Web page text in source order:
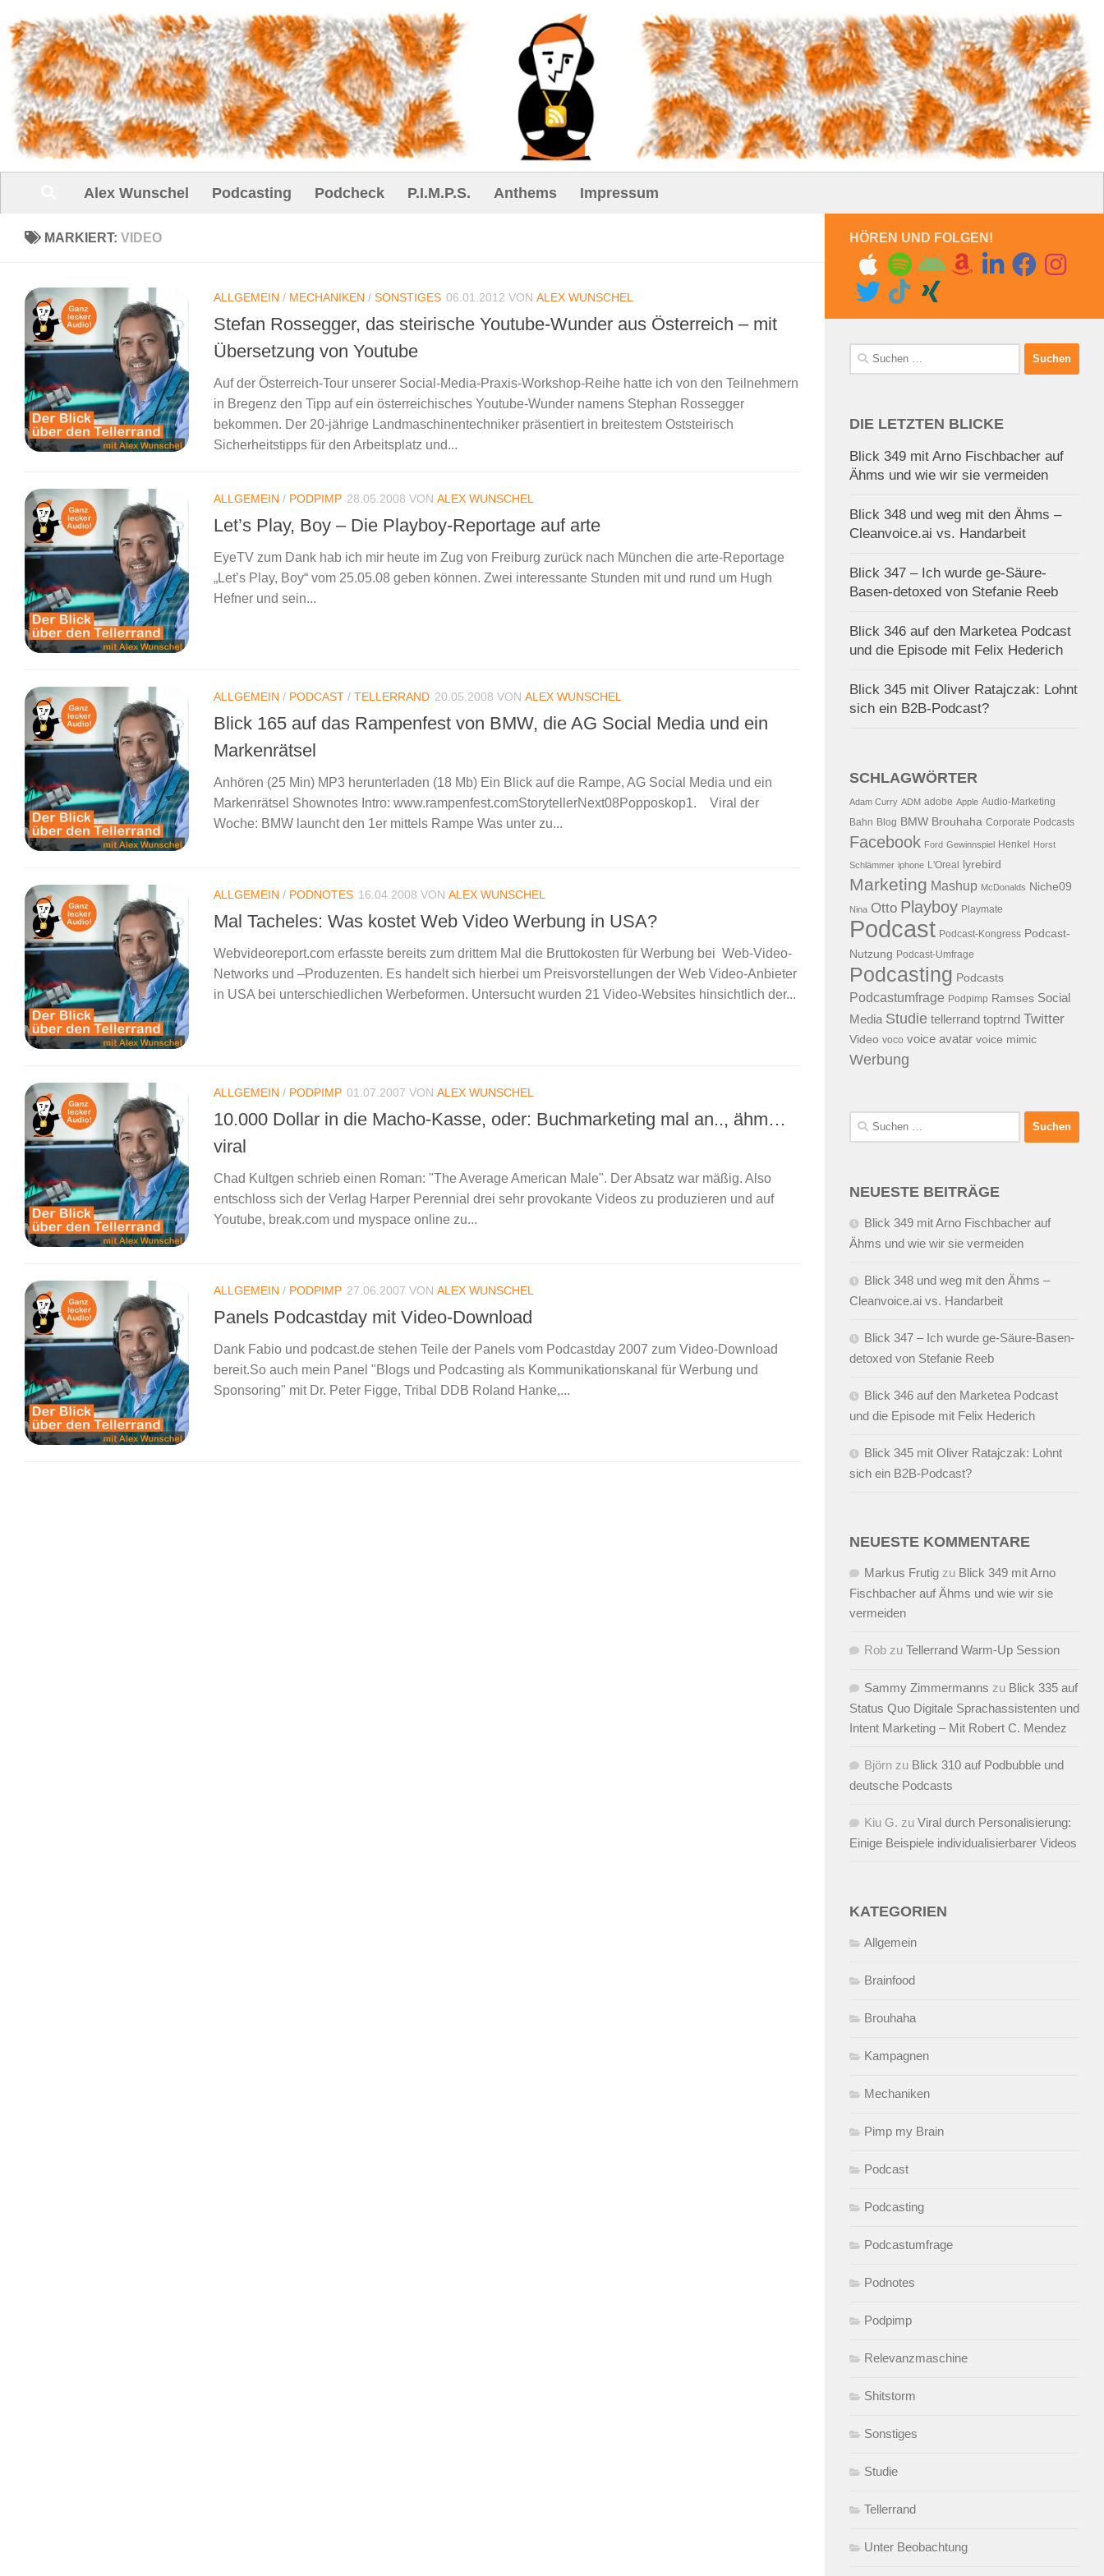
Unter dem Inhalt
Alex Wunschel Podcasting Podcheck P.I.M.P.S. Anthems Impressum
MARKIERT: VIDEO
ALLGEMEIN / MECHANIKEN / SONSTIGES 06.01.2012 VON ALEX WUNSCHEL
Stefan Rossegger, das steirische Youtube-Wunder aus Österreich – mit
Übersetzung von Youtube
Auf der Österreich-Tour unserer Social-Media-Praxis-Workshop-Reihe hatte ich von den Teilnehmern
in Bregenz den Tipp auf ein österreichisches Youtube-Wunder namens Stephan Rossegger
bekommen. Der 20-jährige Landmaschinentechniker präsentiert in breitestem Oststeirisch
Sicherheitstipps für den Arbeitsplatz und...
ALLGEMEIN / PODPIMP 28.05.2008 VON ALEX WUNSCHEL
Let’s Play, Boy – Die Playboy-Reportage auf arte
EyeTV zum Dank hab ich mir heute im Zug von Freiburg zurück nach München die arte-Reportage
„Let’s Play, Boy“ vom 25.05.08 geben können. Zwei interessante Stunden mit und rund um Hugh
Hefner und sein...
ALLGEMEIN / PODCAST / TELLERRAND 20.05.2008 VON ALEX WUNSCHEL
Blick 165 auf das Rampenfest von BMW, die AG Social Media und ein
Markenrätsel
Anhören (25 Min) MP3 herunterladen (18 Mb) Ein Blick auf die Rampe, AG Social Media und ein
Markenrätsel Shownotes Intro: www.rampenfest.comStorytellerNext08Popposkop1. Viral der
Woche: BMW launcht den 1er mittels Rampe Was unter zu...
ALLGEMEIN / PODNOTES 16.04.2008 VON ALEX WUNSCHEL
Mal Tacheles: Was kostet Web Video Werbung in USA?
Webvideoreport.com erfasste bereits zum drittem Mal die Bruttokosten für Werbung bei Web-Video-
Networks und –Produzenten. Es handelt sich hierbei um Preisvorstellungen der Web Video-Anbieter
in USA bei unterschiedlichen Werbeformen. Untersucht wurden 21 Video-Websites hinsichtlich der...
ALLGEMEIN / PODPIMP 01.07.2007 VON ALEX WUNSCHEL
10.000 Dollar in die Macho-Kasse, oder: Buchmarketing mal an.., ähm…
viral
Chad Kultgen schrieb einen Roman: "The Average American Male". Der Absatz war mäßig. Also
entschloss sich der Verlag Harper Perennial drei sehr provokante Videos zu produzieren und auf
Youtube, break.com und myspace online zu...
ALLGEMEIN / PODPIMP 27.06.2007 VON ALEX WUNSCHEL
Panels Podcastday mit Video-Download
Dank Fabio und podcast.de stehen Teile der Panels vom Podcastday 2007 zum Video-Download
bereit.So auch mein Panel "Blogs und Podcasting als Kommunikationskanal für Werbung und
Sponsoring" mit Dr. Peter Figge, Tribal DDB Roland Hanke,...
HÖREN UND FOLGEN!
Suchen
nach:
DIE LETZTEN BLICKE
Blick 349 mit Arno Fischbacher auf
Ähms und wie wir sie vermeiden
Blick 348 und weg mit den Ähms –
Cleanvoice.ai vs. Handarbeit
Blick 347 – Ich wurde ge-Säure-
Basen-detoxed von Stefanie Reeb
Blick 346 auf den Marketea Podcast
und die Episode mit Felix Hederich
Blick 345 mit Oliver Ratajczak: Lohnt
sich ein B2B-Podcast?
SCHLAGWÖRTER
Adam Curry ADM adobe Apple Audio-Marketing
Bahn Blog BMW Brouhaha Corporate Podcasts
Facebook Ford Gewinnspiel Henkel Horst
Schlämmer iphone L'Oreal lyrebird
Marketing Mashup McDonalds Niche09
Nina Otto Playboy Playmate
Podcast Podcast-Kongress Podcast-
Nutzung Podcast-Umfrage
Podcasting Podcasts
Podcastumfrage Podpimp Ramses Social
Media Studie tellerrand toptrnd Twitter
Video voco voice avatar voice mimic
Werbung
Suchen
nach:
NEUESTE BEITRÄGE
Blick 349 mit Arno Fischbacher auf
Ähms und wie wir sie vermeiden
Blick 348 und weg mit den Ähms –
Cleanvoice.ai vs. Handarbeit
Blick 347 – Ich wurde ge-Säure-Basen-
detoxed von Stefanie Reeb
Blick 346 auf den Marketea Podcast
und die Episode mit Felix Hederich
Blick 345 mit Oliver Ratajczak: Lohnt
sich ein B2B-Podcast?
NEUESTE KOMMENTARE
Markus Frutig zu Blick 349 mit Arno
Fischbacher auf Ähms und wie wir sie
vermeiden
Rob zu Tellerrand Warm-Up Session
Sammy Zimmermanns zu Blick 335 auf
Status Quo Digitale Sprachassistenten und
Intent Marketing – Mit Robert C. Mendez
Björn zu Blick 310 auf Podbubble und
deutsche Podcasts
Kiu G. zu Viral durch Personalisierung:
Einige Beispiele individualisierbarer Videos
KATEGORIEN
Allgemein
Brainfood
Brouhaha
Kampagnen
Mechaniken
Pimp my Brain
Podcast
Podcasting
Podcastumfrage
Podnotes
Podpimp
Relevanzmaschine
Shitstorm
Sonstiges
Studie
Tellerrand
Unter Beobachtung